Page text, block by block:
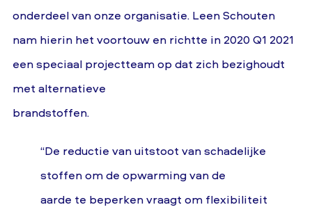
onderdeel van onze organisatie. Leen Schouten
nam hierin het voortouw en richtte in 2020 Q1 2021
een speciaal projectteam op dat zich bezighoudt
met alternatieve
brandstoffen.
“De reductie van uitstoot van schadelijke
stoffen om de opwarming van de
aarde te beperken vraagt om flexibiliteit